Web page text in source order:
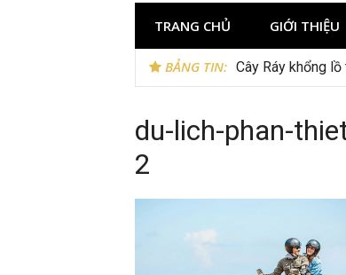
TRANG CHỦ GIỚI THIỆU
BẢNG TIN: Lễ 2/9 đi Phú
Cây Ráy khổng
du-lich-phan-
2